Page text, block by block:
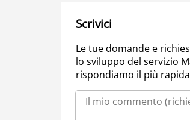
Scrivici
Le tue domande e
lo sviluppo del servizio
rispondiamo il più